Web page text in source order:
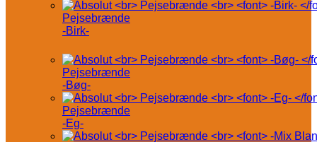
Pejsebrænde
-Birk-
Pejsebrænde
-Bøg-
Pejsebrænde
-Eg-